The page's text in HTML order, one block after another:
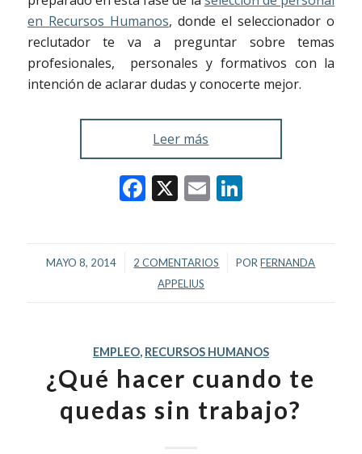
en Recursos Humanos, donde el seleccionador o
reclutador te va a preguntar sobre temas
profesionales, personales y formativos con la
intención de aclarar dudas y conocerte mejor.
Leer más
Facebook
X EmailLinkedIn
MAYO 8, 2014
/ 2 COMENTARIOS
/ PORFERNANDA
APPELIUS
EMPLEO, RECURSOS HUMANOS
¿Qué hacer cuando te
quedas sin trabajo?